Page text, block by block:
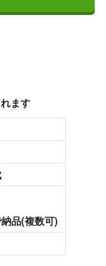
ます
品(複数可)